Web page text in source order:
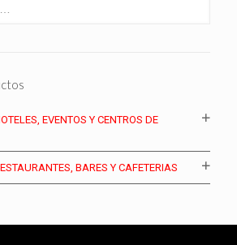
EVENTOS Y CENTROS DE
BARES Y CAFETERIAS